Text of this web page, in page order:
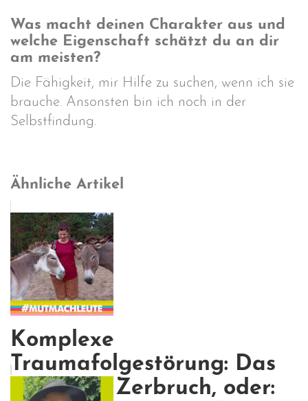
Was macht deinen Charakter aus und
welche Eigenschaft schätzt du an dir
am meisten?
Die Fähigkeit, mir Hilfe zu suchen, wenn ich sie
brauche. Ansonsten bin ich noch in der
Selbstfindung.
Ähnliche Artikel
Komplexe
Traumafolgestörung: Das
Leben im Zerbruch, oder: